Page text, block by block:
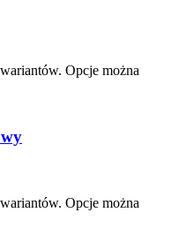
Opcje można
Opcje można